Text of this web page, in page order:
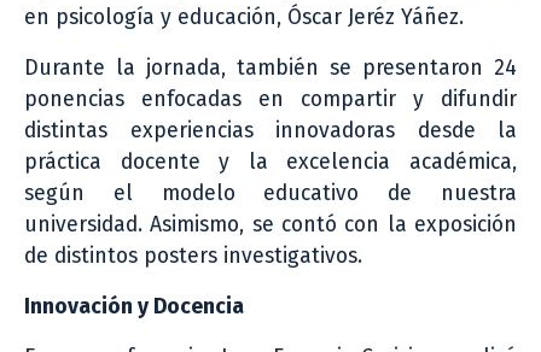
en psicología y educación, Óscar Jeréz Yáñez.
Durante la jornada, también se presentaron 24
ponencias enfocadas en compartir y difundir
distintas experiencias innovadoras desde la
práctica docente y la excelencia académica,
según el modelo educativo de nuestra
universidad. Asimismo, se contó con la exposición
de distintos posters investigativos.
Innovación y Docencia